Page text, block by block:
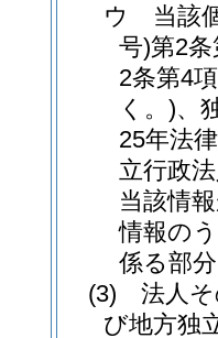
ウ
当該
号)第2
2条第4
く。)、
25年法
立行政
当該情
情報の
係る部分
(3)
法人
び地方独